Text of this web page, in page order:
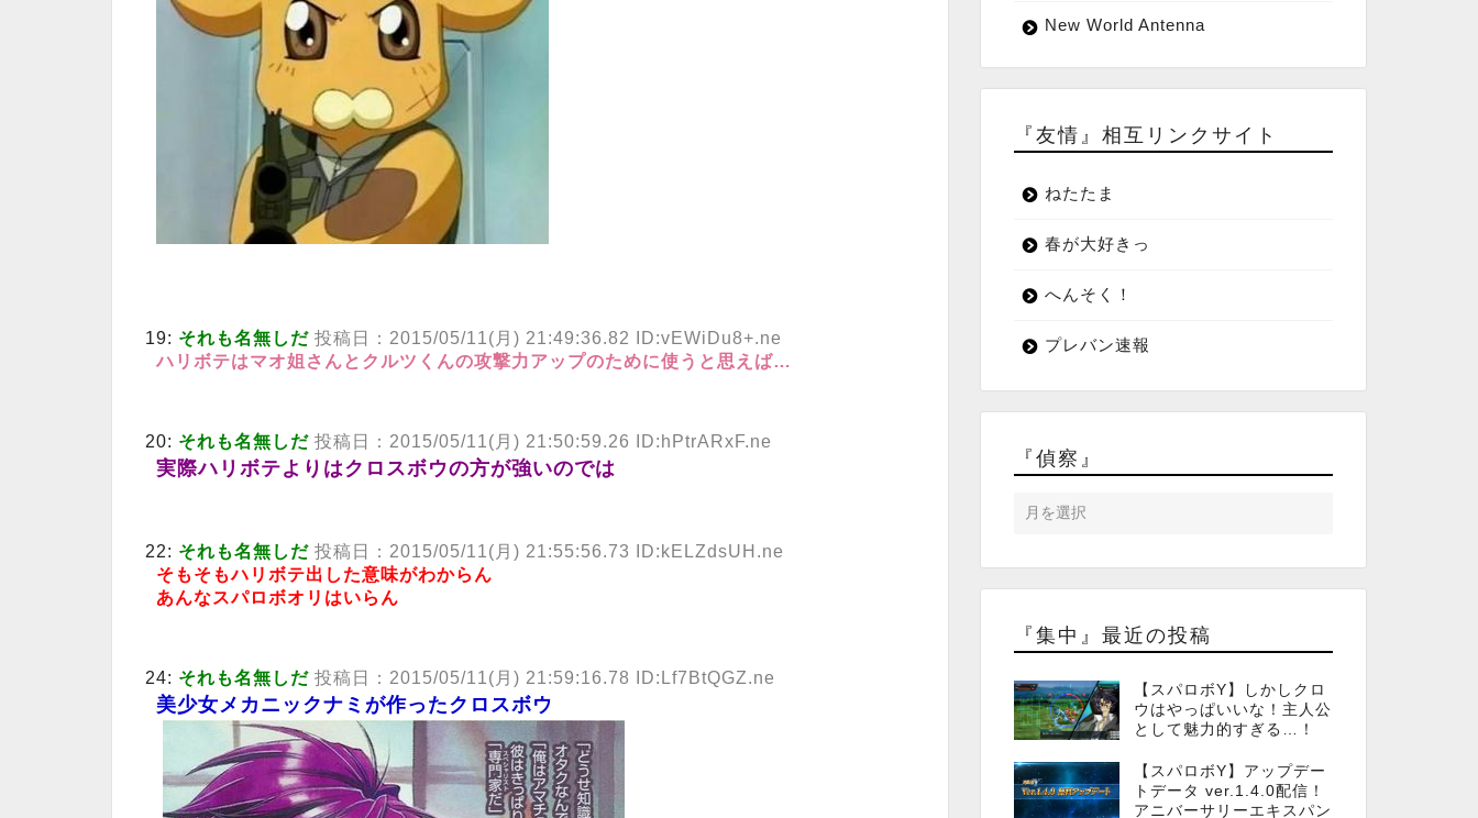
19: それも名無しだ 投稿日：2015/05/11(月) 21:49:36.82 ID:vEWiDu8+.ne
ハリボテはマオ姐さんとクルツくんの攻撃力アップのために使うと思えば…
20: それも名無しだ 投稿日：2015/05/11(月) 21:50:59.26 ID:hPtrARxF.ne
実際ハリボテよりはクロスボウの方が強いのでは
22: それも名無しだ 投稿日：2015/05/11(月) 21:55:56.73 ID:kELZdsUH.ne
そもそもハリボテ出した意味がわからん
あんなスパロボオリはいらん
24: それも名無しだ 投稿日：2015/05/11(月) 21:59:16.78 ID:Lf7BtQGZ.ne
美少女メカニックナミが作ったクロスボウ
New World Antenna
『友情』相互リンクサイト
ねたたま
春が大好きっ
へんそく！
プレバン速報
『偵察』
『集中』最近の投稿
【スパロボY】しかしクロ
ウはやっぱいいな！主人公
として魅力的すぎる…！
【スパロボY】アップデー
トデータ ver.1.4.0配信！
アニバーサリーエキスパン